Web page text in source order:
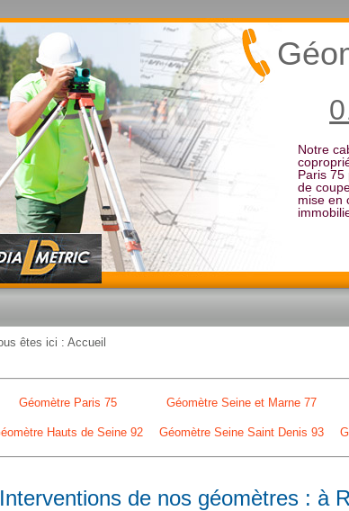
Notre
Paris 75
de
mise en
êtes ici : Accueil
Géomètre Paris 75 Géomètre Seine et Marne 77
Hauts de Seine 92 Géomètre Seine Saint Denis 93
Interventions de nos géomètres : à